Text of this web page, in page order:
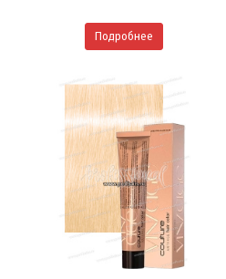
Подробнее